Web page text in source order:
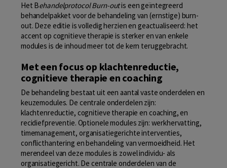
Het Behandelprotocol Burn-outis een geïntegreerd
behandelpakket voor de behandeling van (ernstige) burn-
out. Deze editie is volledig herzien en geactualiseerd: het
accent op cognitieve therapie is sterker en van enkele
modules is de inhoud meer tot de kern teruggebracht.
Met een focus op klachtenreductie,
cognitieve therapie en coaching
De behandeling bestaat uit een aantal vaste onderdelen en
keuzemodules. De centrale onderdelen zijn:
klachtenreductie, cognitieve therapie en coaching, en
recidiefpreventie. Optionele modules zijn: werkhervatting,
timemanagement, organisatiegerichte interventies,
conflicthantering en behandeling van vermoeidheid. Het
merendeel van deze modules is zowel individu- als
organisatiegericht. De centrale onderdelen van de